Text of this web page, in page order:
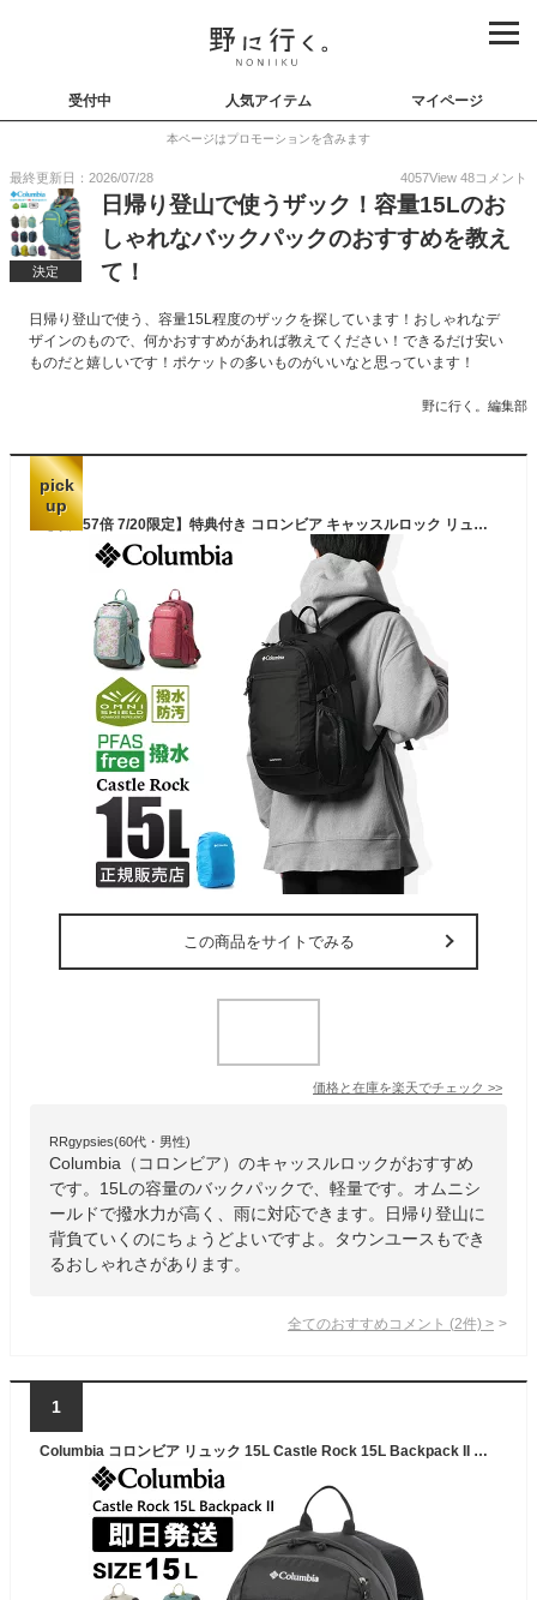
受付中 人気アイテム マイページ
本ページはプロモーションを含みます
最終更新日：2026/07/28 4057View 48コメント
決定
日帰り登山で使うザック！容量15Lのお
しゃれなバックパックのおすすめを教え
て！
日帰り登山で使う、容量15L程度のザックを探しています！おしゃれなデ
ザインのもので、何かおすすめがあれば教えてください！できるだけ安い
ものだと嬉しいです！ポケットの多いものがいいなと思っています！
野に行く。編集部
pick
up
【最大57倍 7/20限定】特典付き コロンビア キャッスルロック リュック バックパック デイパック 15L 軽量 撥水 オムニシールド 登山 登山用リュック ハイキング メンズ レディース Columbia PU8664
この商品をサイトでみる
価格と在庫を楽天でチェック >>
RRgypsies(60代・男性)
Columbia（コロンビア）のキャッスルロックがおすすめ
です。15Lの容量のバックパックで、軽量です。オムニシ
ールドで撥水力が高く、雨に対応できます。日帰り登山に
背負ていくのにちょうどよいですよ。タウンユースもでき
るおしゃれさがあります。
全てのおすすめコメント (2件) >
1
Columbia コロンビア リュック 15L Castle Rock 15L Backpack II キャッスルロック 15リットル バックパックII 登山 トレッキング ハイキング PU8664【沖縄配送不可】